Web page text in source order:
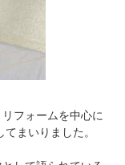
フォームを中心に
まいりました。